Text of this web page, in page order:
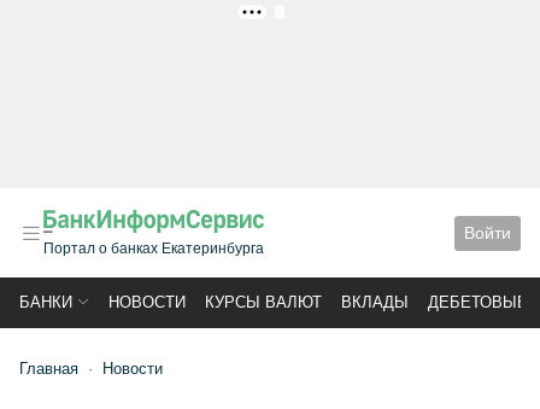
Портал о банках Екатеринбурга
Войти
БАНКИ НОВОСТИ КУРСЫ ВАЛЮТ ВКЛАДЫ ДЕБЕТОВЫЕ
Главная Новости